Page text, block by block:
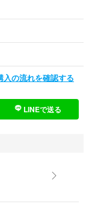
入の流れを確認する
LINEで送る